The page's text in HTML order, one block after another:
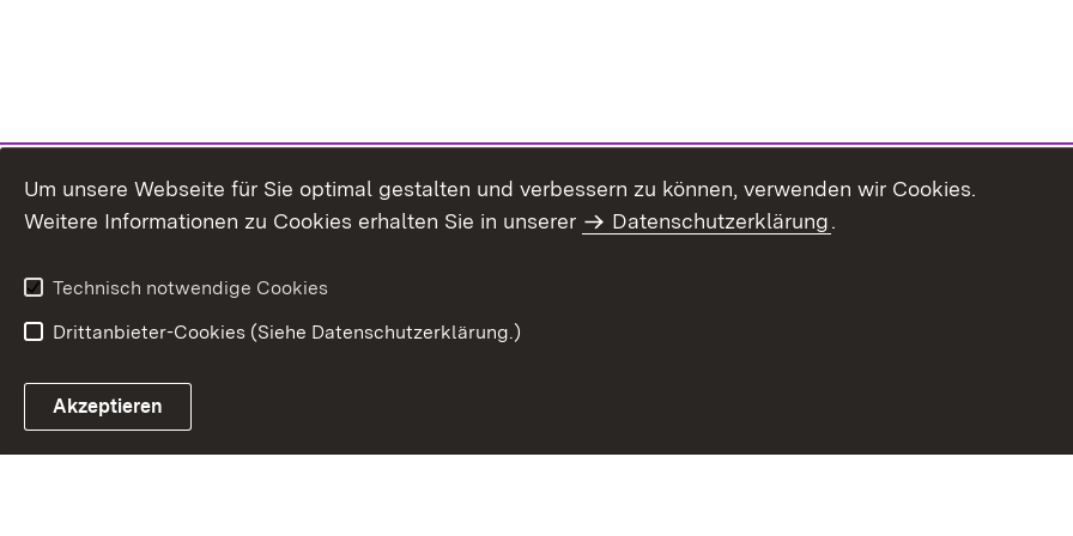
Um unsere Webseite für Sie optimal gestalten und verbessern zu können, verwenden wir Cookies.
Weitere Informationen zu Cookies erhalten Sie in unserer
Datenschutzerklärung.
Technisch notwendige Cookies
Drittanbieter-Cookies (Siehe Datenschutzerklärung.)
Akzeptieren